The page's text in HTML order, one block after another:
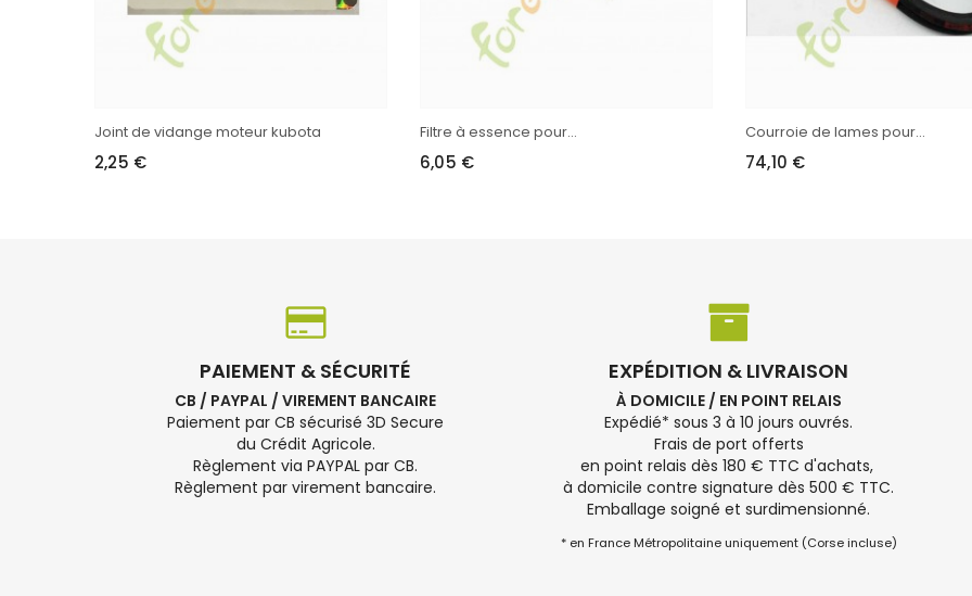
Joint de vidange moteur kubota
2,25 €
Filtre à essence pour...
6,05 €
Courroie de lames pour...
74,10 €
PAIEMENT & SÉCURITÉ
CB / PAYPAL / VIREMENT BANCAIRE
Paiement par CB sécurisé 3D Secure
du Crédit Agricole.
Règlement via PAYPAL par CB.
Règlement par virement bancaire.
EXPÉDITION & LIVRAISON
À DOMICILE / EN POINT RELAIS
Expédié* sous 3 à 10 jours ouvrés.
Frais de port offerts
en point relais dès 180 € TTC d'achats,
à domicile contre signature dès 500 € TTC.
Emballage soigné et surdimensionné.
* en France Métropolitaine uniquement (Corse incluse)